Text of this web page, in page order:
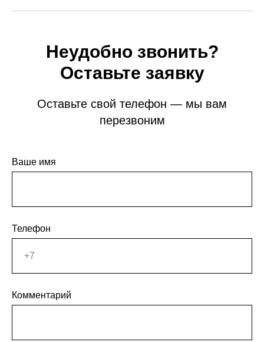
Неудобно звонить?
Оставьте заявку
Оставьте свой телефон — мы вам
перезвоним
Ваше имя
Телефон
Комментарий